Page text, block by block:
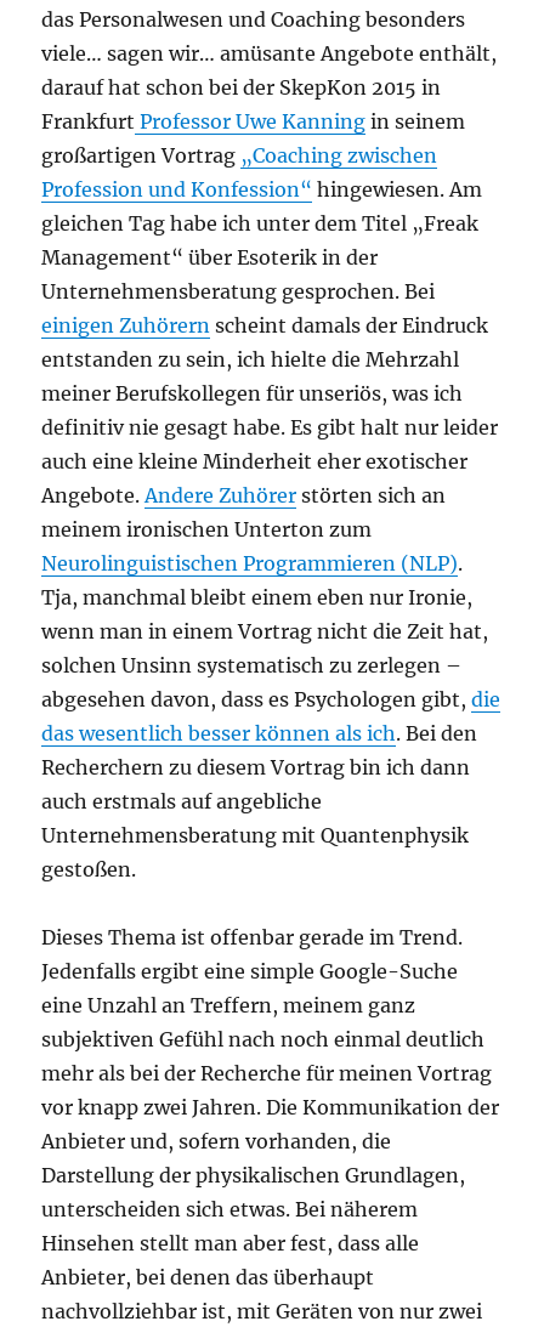
das Personalwesen und Coaching besonders
viele… sagen wir… amüsante Angebote enthält,
darauf hat schon bei der SkepKon 2015 in
Frankfurt Professor Uwe Kanning in seinem
großartigen Vortrag „Coaching zwischen
Profession und Konfession“ hingewiesen. Am
gleichen Tag habe ich unter dem Titel „Freak
Management“ über Esoterik in der
Unternehmensberatung gesprochen. Bei
einigen Zuhörern scheint damals der Eindruck
entstanden zu sein, ich hielte die Mehrzahl
meiner Berufskollegen für unseriös, was ich
definitiv nie gesagt habe. Es gibt halt nur leider
auch eine kleine Minderheit eher exotischer
Angebote.Andere Zuhörer störten sich an
meinem ironischen Unterton zum
Neurolinguistischen Programmieren (NLP).
Tja, manchmal bleibt einem eben nur Ironie,
wenn man in einem Vortrag nicht die Zeit hat,
solchen Unsinn systematisch zu zerlegen –
abgesehen davon, dass es Psychologen gibt,die
das wesentlich besser können als ich. Bei den
Recherchern zu diesem Vortrag bin ich dann
auch erstmals auf angebliche
Unternehmensberatung mit Quantenphysik
gestoßen.
Dieses Thema ist offenbar gerade im Trend.
Jedenfalls ergibt eine simple Google-Suche
eine Unzahl an Treffern, meinem ganz
subjektiven Gefühl nach noch einmal deutlich
mehr als bei der Recherche für meinen Vortrag
vor knapp zwei Jahren. Die Kommunikation der
Anbieter und, sofern vorhanden, die
Darstellung der physikalischen Grundlagen,
unterscheiden sich etwas. Bei näherem
Hinsehen stellt man aber fest, dass alle
Anbieter, bei denen das überhaupt
nachvollziehbar ist, mit Geräten von nur zwei